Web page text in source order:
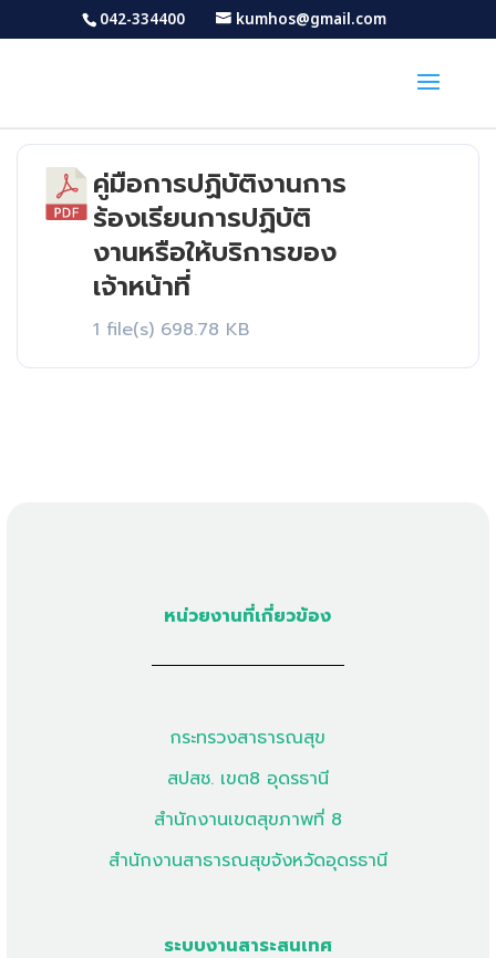
042-334400 kumhos@gmail.com
คู่มือการปฏิบัติงานการ
ร้องเรียนการปฏิบัติ
งานหรือให้บริการของ
เจ้าหน้าที่
1 file(s) 698.78 KB
หน่วยงานที่เกี่ยวข้อง
กระทรวงสาธารณสุข
สปสช. เขต8 อุดรธานี
สำนักงานเขตสุขภาพที่ 8
สำนักงานสาธารณสุขจังหวัดอุดรธานี
ระบบงานสาระสนเทศ